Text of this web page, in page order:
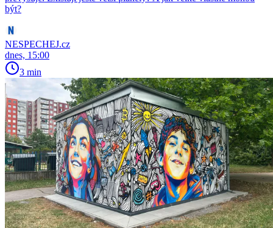
být?
NESPECHEJ.cz
dnes, 15:00
3 min